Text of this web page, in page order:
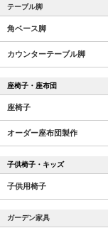
テーブル脚
角ベース脚
カウンターテーブル脚
座椅子・座布団
座椅子
オーダー座布団製作
子供椅子・キッズ
子供用椅子
ガーデン家具